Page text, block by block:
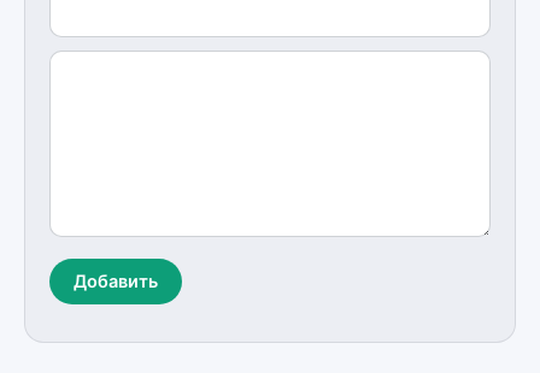
Добавить